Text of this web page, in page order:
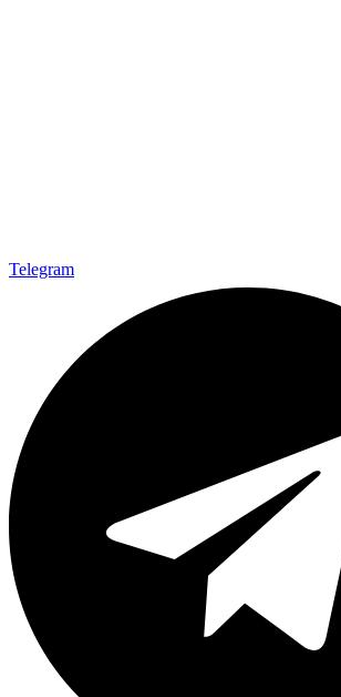
Telegram